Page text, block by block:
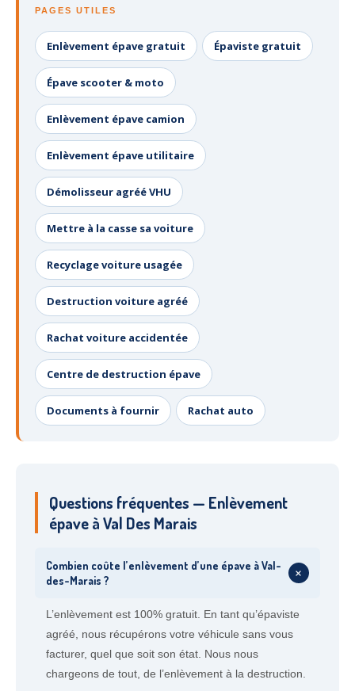
PAGES UTILES
Enlèvement épave gratuit Épaviste gratuit
Épave scooter & moto
Enlèvement épave camion
Enlèvement épave utilitaire
Démolisseur agréé VHU
Mettre à la casse sa voiture
Recyclage voiture usagée
Destruction voiture agréé
Rachat voiture accidentée
Centre de destruction épave
Documents à fournir Rachat auto
Questions fréquentes — Enlèvement
épave à Val Des Marais
Combien coûte l’enlèvement d’une épave à Val-
des-Marais ?
+
L’enlèvement est 100% gratuit. En tant qu’épaviste
agréé, nous récupérons votre véhicule sans vous
facturer, quel que soit son état. Nous nous
chargeons de tout, de l’enlèvement à la destruction.